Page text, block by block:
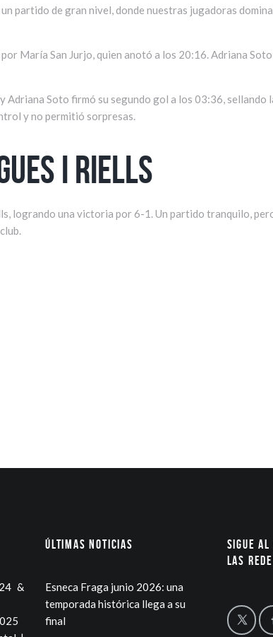
partido de gran nivel, donde nuestras jugadoras
María San Jurjo, quien anotó a los 20:16. Adriana
Adriana Soto firmó su segundo gol a los 03:36,
y no permitió sorpresas.
I Riells
logrando una victoria por 6-1. Un partido tranquilo,
&
Últimas noticias
Esneca Fraga junio 2026: una
temporada histórica llega a su
final
Sigue al
las